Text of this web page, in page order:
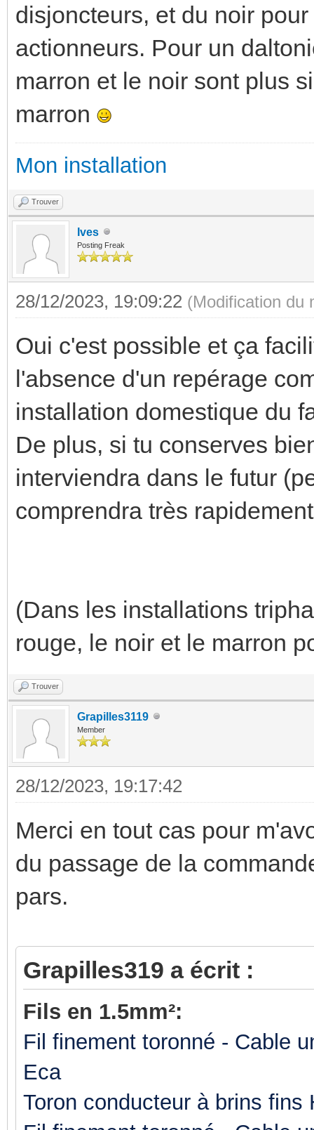
disjoncteurs, et du noir
actionneurs. Pour un
marron et le noir sont plus
marron
Mon installation
Trouver
Ives
Posting Freak
28/12/2023, 19:09:22 (Modification du
Oui c'est possible et ça
l'absence d'un repérage
installation domestique du
De plus, si tu conserves
interviendra dans le futur
comprendra très
(Dans les installations
rouge, le noir et le marron
Trouver
Grapilles3119
Member
28/12/2023, 19:17:42
Merci en tout cas pour
du passage de la
pars.
Grapilles319 a écrit :
Fils en 1.5mm²:
Fil finement toronné - Cable
Eca
Toron conducteur à brins fins